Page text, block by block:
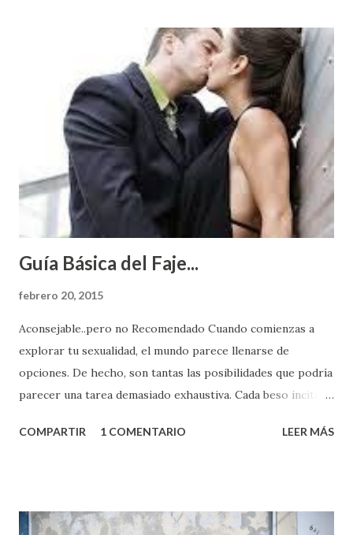
Guía Básica del Faje...
febrero 20, 2015
Aconsejable..pero no Recomendado Cuando comienzas a
explorar tu sexualidad, el mundo parece llenarse de
opciones. De hecho, son tantas las posibilidades que podría
parecer una tarea demasiado exhaustiva. Cada beso incita
partes de ti que jamás hubieras imaginado. El problema es
conoces ni la mitad de lo que deberías saber. Pero incluso
COMPARTIR 1 COMENTARIO LEER MÁS